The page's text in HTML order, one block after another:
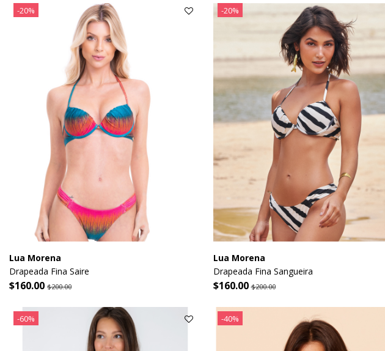
-20%
Lua Morena
Drapeada Fina Saire
$160.00 $200.00
-20%
Lua Morena
Drapeada Fina Sangueira
$160.00$200.00
-60% -40%